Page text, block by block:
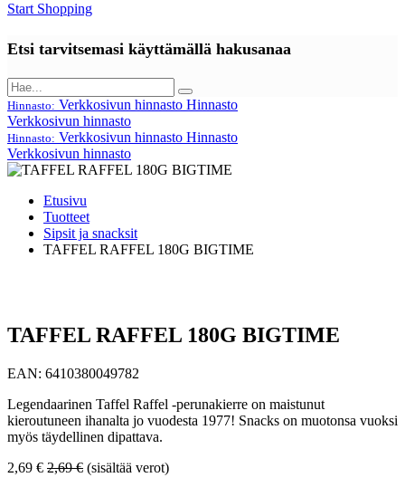
Start Shopping
Etsi tarvitsemasi käyttämällä hakusanaa
Hinnasto: Verkkosivun hinnasto Hinnasto
Verkkosivun hinnasto
Hinnasto: Verkkosivun hinnasto Hinnasto
Verkkosivun hinnasto
Etusivu
Tuotteet
Sipsit ja snacksit
TAFFEL RAFFEL 180G BIGTIME
TAFFEL RAFFEL 180G BIGTIME
EAN: 6410380049782
Legendaarinen Taffel Raffel -perunakierre on maistunut
kieroutuneen ihanalta jo vuodesta 1977! Snacks on muotonsa vuoksi
myös täydellinen dipattava.
2,69 € 2,69€ (sisältää verot)